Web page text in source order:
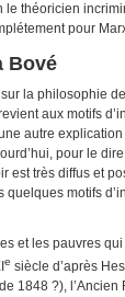
le théoricien
pour
Bové
la philosophie
aux motifs
autre
pour le
est très diffus et
quelques motifs
et les pauvres
e siècle d’après
1848 ?),